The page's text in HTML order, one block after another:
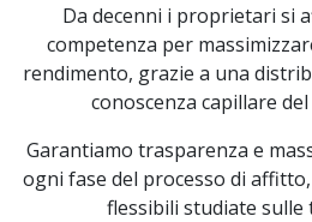
Da decenni i proprietari si
competenza per
rendimento, grazie a una
conoscenza capillare
Garantiamo trasparenza e
ogni fase del processo di
flessibili studiate sulle